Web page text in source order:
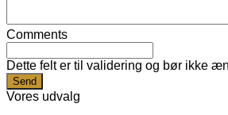
Comments
Dette felt er til validering og bør ikke
Vores udvalg